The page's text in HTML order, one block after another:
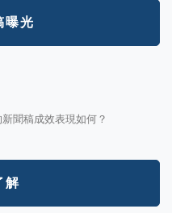
曝光
聞稿成效表現如何？
解